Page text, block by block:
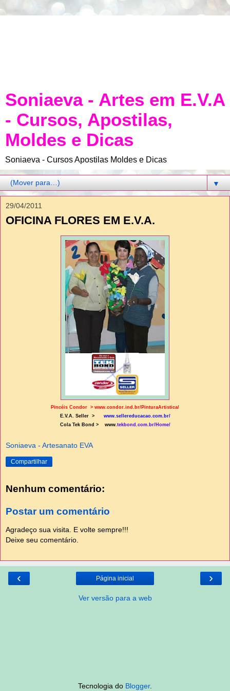
Soniaeva - Artes em E.V.A
- Cursos, Apostilas,
Moldes e Dicas
Soniaeva - Cursos Apostilas Moldes e Dicas
▼
29/04/2011
OFICINA FLORES EM E.V.A.
Pincéis Condor > www.condor.ind.br/PinturaArtistica/
E.V.A. Seller > www.sellereducacao.com.br/
Cola Tek Bond > www. tekbond.com.br/Home/
Soniaeva - Artesanato EVA
Compartilhar
Nenhum comentário:
Postar um comentário
Agradeço sua visita. E volte sempre!!!
Deixe seu comentário.
‹ ›
Página inicial
Ver versão para a web
Tecnologia do Blogger.